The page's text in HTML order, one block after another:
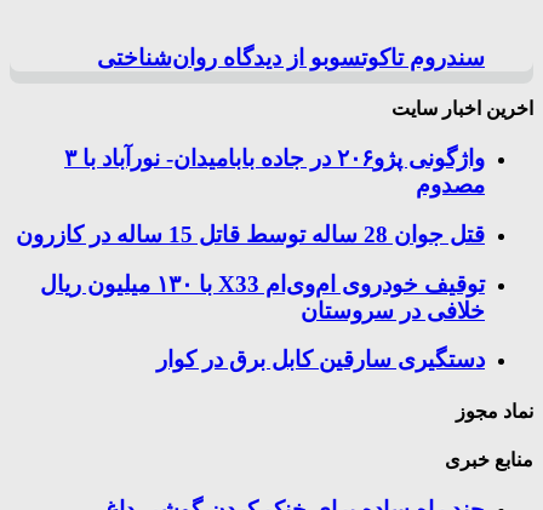
سندروم تاکوتسوبو از دیدگاه روان‌شناختی
اخرین اخبار سایت
واژگونی پژو۲۰۶ در جاده بابامیدان- نورآباد با ۳
مصدوم
قتل جوان 28 ساله توسط قاتل 15 ساله در کازرون
توقیف خودروی ام‌وی‌ام X33 با ۱۳۰ میلیون ریال
خلافی در سروستان
دستگیری سارقین کابل برق در کوار
نماد مجوز
منابع خبری